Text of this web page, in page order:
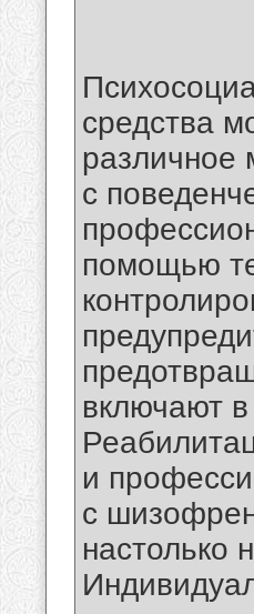
средства
различное
с
помощью
включают в
и
с
настолько